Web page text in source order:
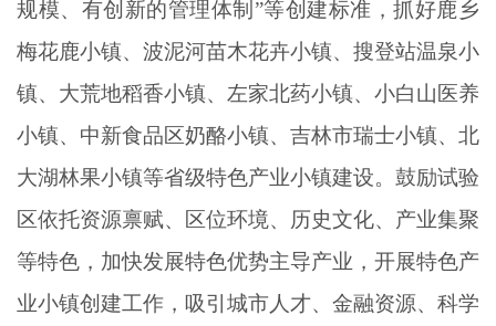
规模、有创新的管理体制”等创建标准，抓好鹿乡
梅花鹿小镇、波泥河苗木花卉小镇、搜登站温泉小
镇、大荒地稻香小镇、左家北药小镇、小白山医养
小镇、中新食品区奶酪小镇、吉林市瑞士小镇、北
大湖林果小镇等省级特色产业小镇建设。鼓励试验
区依托资源禀赋、区位环境、历史文化、产业集聚
等特色，加快发展特色优势主导产业，开展特色产
业小镇创建工作，吸引城市人才、金融资源、科学